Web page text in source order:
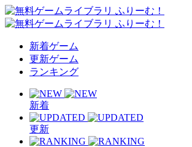
新着ゲーム
更新ゲーム
ランキング
新着
更新